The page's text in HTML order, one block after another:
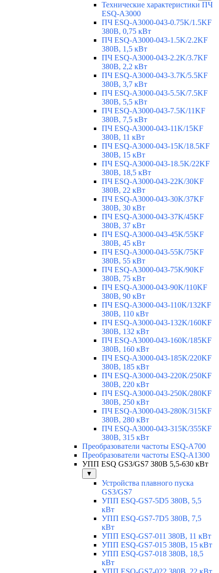
Технические характеристики ПЧ
ESQ-A3000
ПЧ ESQ-A3000-043-0.75K/1.5KF
380В, 0,75 кВт
ПЧ ESQ-A3000-043-1.5K/2.2KF
380В, 1,5 кВт
ПЧ ESQ-A3000-043-2.2K/3.7KF
380В, 2,2 кВт
ПЧ ESQ-A3000-043-3.7K/5.5KF
380В, 3,7 кВт
ПЧ ESQ-A3000-043-5.5K/7.5KF
380В, 5,5 кВт
ПЧ ESQ-A3000-043-7.5K/11KF
380В, 7,5 кВт
ПЧ ESQ-A3000-043-11K/15KF
380В, 11 кВт
ПЧ ESQ-A3000-043-15K/18.5KF
380В, 15 кВт
ПЧ ESQ-A3000-043-18.5K/22KF
380В, 18,5 кВт
ПЧ ESQ-A3000-043-22K/30KF
380В, 22 кВт
ПЧ ESQ-A3000-043-30K/37KF
380В, 30 кВт
ПЧ ESQ-A3000-043-37K/45KF
380В, 37 кВт
ПЧ ESQ-A3000-043-45K/55KF
380В, 45 кВт
ПЧ ESQ-A3000-043-55K/75KF
380В, 55 кВт
ПЧ ESQ-A3000-043-75K/90KF
380В, 75 кВт
ПЧ ESQ-A3000-043-90K/110KF
380В, 90 кВт
ПЧ ESQ-A3000-043-110K/132KF
380В, 110 кВт
ПЧ ESQ-A3000-043-132K/160KF
380В, 132 кВт
ПЧ ESQ-A3000-043-160K/185KF
380В, 160 кВт
ПЧ ESQ-A3000-043-185K/220KF
380В, 185 кВт
ПЧ ESQ-A3000-043-220K/250KF
380В, 220 кВт
ПЧ ESQ-A3000-043-250K/280KF
380В, 250 кВт
ПЧ ESQ-A3000-043-280K/315KF
380В, 280 кВт
ПЧ ESQ-A3000-043-315K/355KF
380В, 315 кВт
Преобразователи частоты ESQ-A700
Преобразователи частоты ESQ-A1300
УПП ESQ GS3/GS7 380В 5,5-630 кВт
▼
Устройства плавного пуска
GS3/GS7
УПП ESQ-GS7-5D5 380В, 5,5
кВт
УПП ESQ-GS7-7D5 380В, 7,5
кВт
УПП ESQ-GS7-011 380В, 11 кВт
УПП ESQ-GS7-015 380В, 15 кВт
УПП ESQ-GS7-018 380В, 18,5
кВт